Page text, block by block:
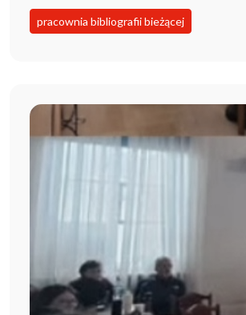
pracownia bibliografii bieżącej